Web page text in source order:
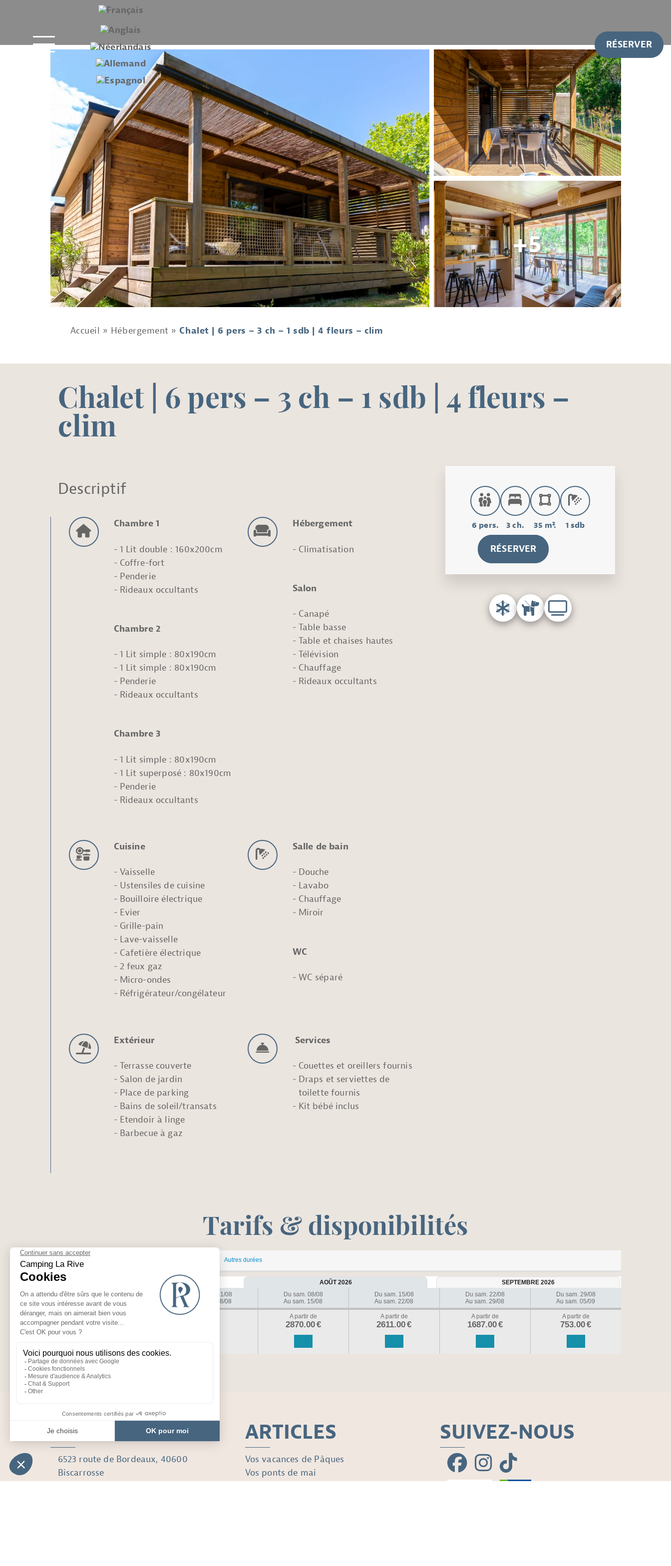
RÉSERVER
+5
Accueil » Hébergement » Chalet | 6 pers – 3 ch – 1 sdb | 4 fleurs – clim
Chalet | 6 pers – 3 ch – 1 sdb | 4 fleurs –
clim
Descriptif
Chambre 1
1 Lit double : 160x200cm
Coffre-fort
Penderie
Rideaux occultants
Chambre 2
1 Lit simple : 80x190cm
1 Lit simple : 80x190cm
Penderie
Rideaux occultants
Chambre 3
1 Lit simple : 80x190cm
1 Lit superposé : 80x190cm
Penderie
Rideaux occultants
Hébergement
Climatisation
Salon
Canapé
Table basse
Table et chaises hautes
Télévision
Chauffage
Rideaux occultants
Cuisine
Vaisselle
Ustensiles de cuisine
Bouilloire électrique
Evier
Grille-pain
Lave-vaisselle
Cafetière électrique
2 feux gaz
Micro-ondes
Réfrigérateur/congélateur
Salle de bain
Douche
Lavabo
Chauffage
Miroir
WC
WC séparé
Extérieur
Terrasse couverte
Salon de jardin
Place de parking
Bains de soleil/transats
Etendoir à linge
Barbecue à gaz
Services
Couettes et oreillers fournis
Draps et serviettes de
toilette fournis
Kit bébé inclus
6 pers. 3 ch. 35 m². 1 sdb
RÉSERVER
Tarifs & disponibilités
Autres durées
AOÛT 2026
SEPTEMBRE 2026
Catégorie
Du sam. 01/08
Au sam. 08/08
Du sam. 08/08
Au sam. 15/08
Du sam. 15/08
Au sam. 22/08
Du sam. 22/08
Au sam. 29/08
Du sam. 29/08
Au sam. 05/09
Chalet 6p 3ch 1sdb clim
PHOTOS
A partir de
2870.00€
A partir de
2611.00€
A partir de
1687.00€
A partir de
753.00€
CONTACT
6523 route de Bordeaux, 40600
Biscarrosse
ARTICLES
Vos vacances de Pâques
Vos ponts de mai
SUIVEZ-NOUS